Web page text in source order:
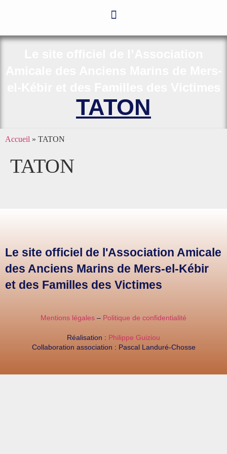
TATON
Accueil » TATON
TATON
Le site officiel de l'Association Amicale
des Anciens Marins de Mers-el-Kébir
et des Familles des Victimes
Mentions légales – Politique de confidentialité
Réalisation : Philippe Guiziou
Collaboration association : Pascal Landuré-Chosse